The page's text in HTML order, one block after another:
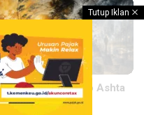
Sajak-Sajak Rungo Ashta
BILIK ELIPSIS
Tutup Iklan